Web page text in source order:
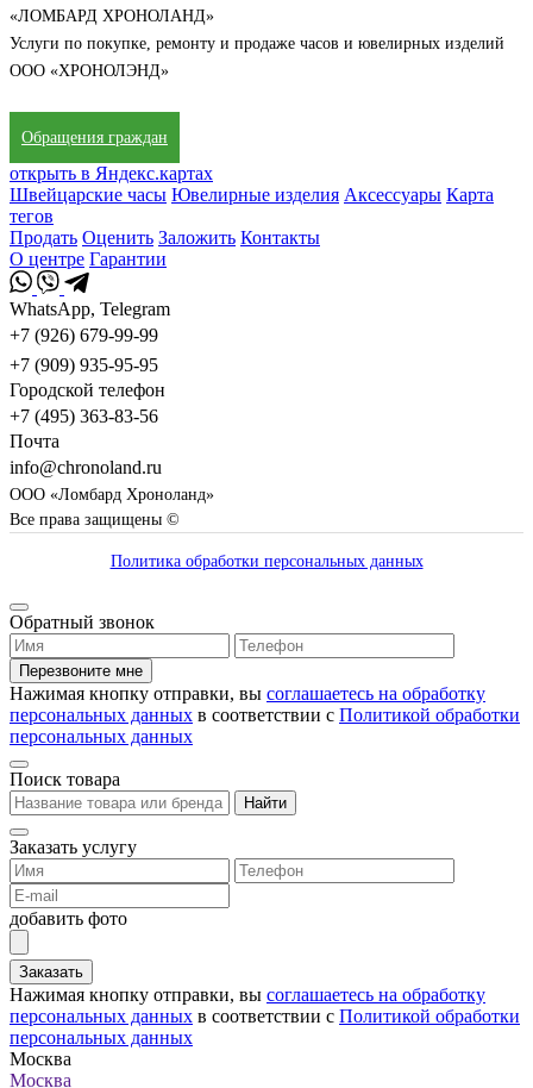
«ЛОМБАРД ХРОНОЛАНД»
Услуги по покупке, ремонту и продаже часов и ювелирных изделий
ООО «ХРОНОЛЭНД»
Обращения граждан
открыть в Яндекс.картах
Швейцарские часы Ювелирные изделия Аксессуары Карта
тегов
Продать Оценить Заложить Контакты
О центре Гарантии
WhatsApp, Telegram
+7 (926) 679-99-99
+7 (909) 935-95-95
Городской телефон
+7 (495) 363-83-56
Почта
info@chronoland.ru
ООО «Ломбард Хроноланд»
Все права защищены ©
Политика обработки персональных данных
Обратный звонок
Перезвоните мне
Нажимая кнопку отправки, вы соглашаетесь на обработку
персональных данных в соответствии с Политикой обработки
персональных данных
Поиск товара
Найти
Заказать услугу
добавить фото
Заказать
Нажимая кнопку отправки, вы соглашаетесь на обработку
персональных данных в соответствии с Политикой обработки
персональных данных
Москва
Москва